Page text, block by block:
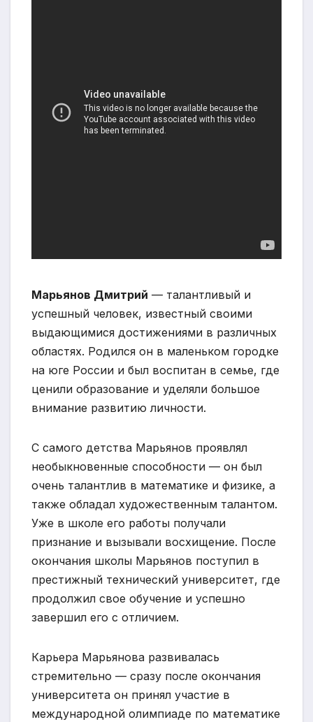
Марьянов Дмитрий — талантливый и
успешный человек, известный своими
выдающимися достижениями в различных
областях. Родился он в маленьком городке
на юге России и был воспитан в семье, где
ценили образование и уделяли большое
внимание развитию личности.
C самого детства Марьянов проявлял
необыкновенные способности — он был
очень талантлив в математике и физике, а
также обладал художественным талантом.
Уже в школе его работы получали
признание и вызывали восхищение. После
окончания школы Марьянов поступил в
престижный технический университет, где
продолжил свое обучение и успешно
завершил его с отличием.
Карьера Марьянова развивалась
стремительно — сразу после окончания
университета он принял участие в
международной олимпиаде по математике